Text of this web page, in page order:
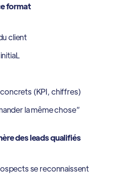
format
client
(KPI, chiffres)
la même chose”
des leads qualifiés
se reconnaissent